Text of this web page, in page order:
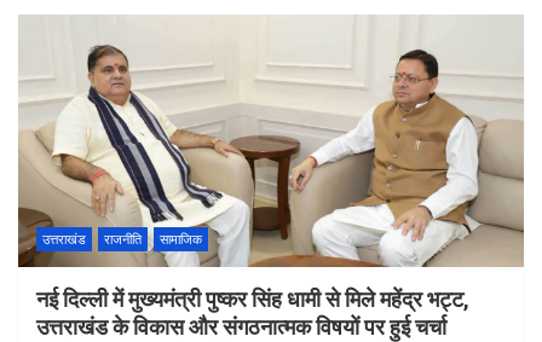
उत्तराखंड राजनीति सामाजिक
नई दिल्ली में मुख्यमंत्री पुष्कर सिंह धामी से मिले महेंद्र भट्ट,
उत्तराखंड के विकास और संगठनात्मक विषयों पर हुई चर्चा